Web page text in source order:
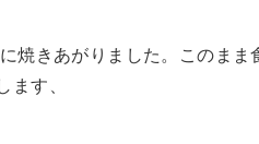
焼きあがりました。このまま
す、